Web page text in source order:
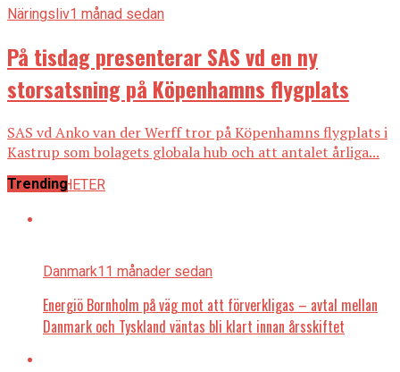
Näringsliv1 månad sedan
På tisdag presenterar SAS vd en ny
storsatsning på Köpenhamns flygplats
SAS vd Anko van der Werff tror på Köpenhamns flygplats i
Kastrup som bolagets globala hub och att antalet årliga...
ALLA NYHETER
Trending
Danmark11 månader sedan
Energiö Bornholm på väg mot att förverkligas – avtal mellan
Danmark och Tyskland väntas bli klart innan årsskiftet